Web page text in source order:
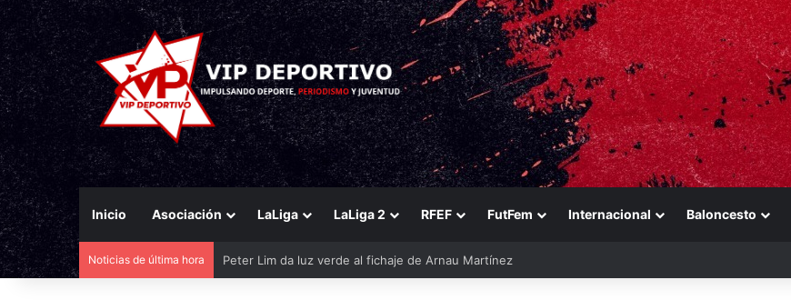
Inicio Asociación LaLiga LaLiga 2 RFEF FutFem Internacional Baloncesto
Noticias de última hora Peter Lim da luz verde al fichaje de Arnau Martínez